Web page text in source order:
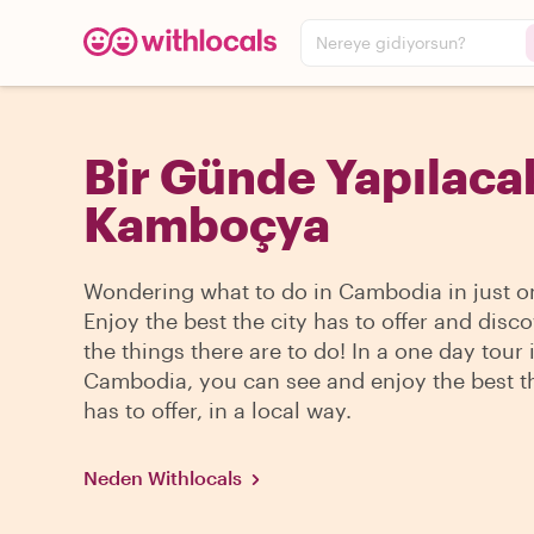
Nereye gidiyorsun?
Bir Günde
Kamboçya
Wondering what to do in Cambodia in just
Enjoy the best the city has to offer and
the things there are to do! In a one day tour
Cambodia, you can see and enjoy the best
has to offer, in a local way.
Neden Withlocals